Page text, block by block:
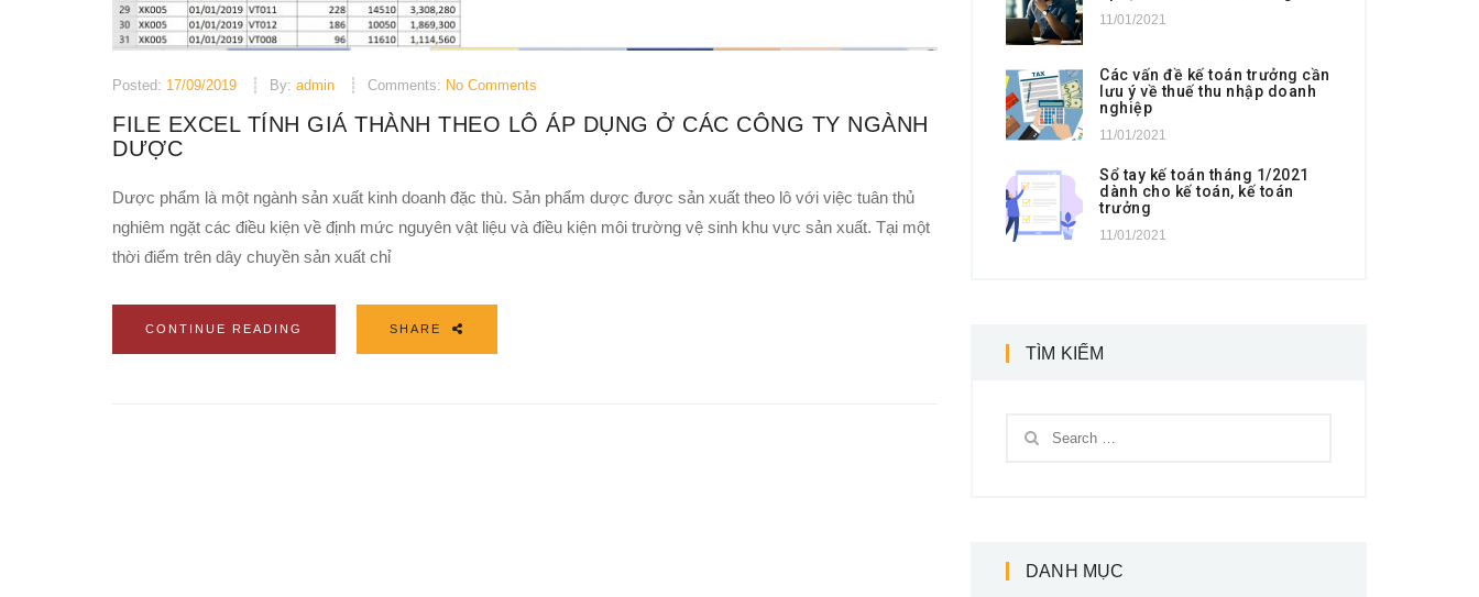
Posted: 17/09/2019 By: admin Comments: No Comments
FILE EXCEL TÍNH GIÁ THÀNH THEO LÔ ÁP DỤNG Ở CÁC CÔNG TY NGÀNH
DƯỢC
Dược phẩm là một ngành sản xuất kinh doanh đặc thù. Sản phẩm dược được sản xuất theo lô với việc tuân thủ
nghiêm ngặt các điều kiện về định mức nguyên vật liệu và điều kiện môi trường vệ sinh khu vực sản xuất. Tại một
thời điểm trên dây chuyền sản xuất chỉ
CONTINUE READING SHARE
11/01/2021
Các vấn đề kế toán trưởng cần
lưu ý về thuế thu nhập doanh
nghiệp
11/01/2021
Sổ tay kế toán tháng 1/2021
dành cho kế toán, kế toán
trưởng
11/01/2021
TÌM KIẾM
DANH MỤC